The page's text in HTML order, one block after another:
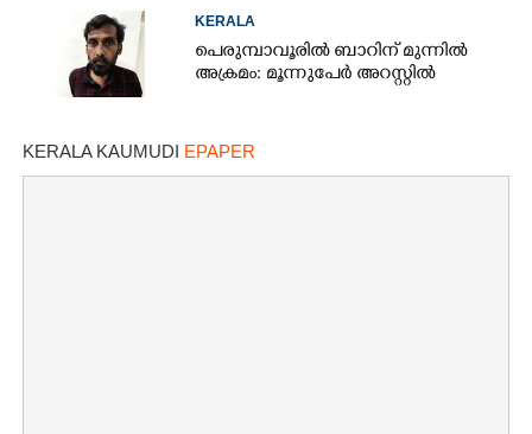
KERALA
പെരുമ്പാവൂരിൽ ബാറിന് മുന്നിൽ
അക്രമം: മൂന്നുപേർ അറസ്റ്റിൽ
KERALA KAUMUDI EPAPER